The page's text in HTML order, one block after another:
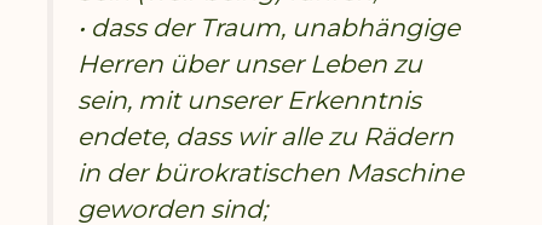
• dass der Traum, unabhängige
Herren über unser Leben zu
sein, mit unserer Erkenntnis
endete, dass wir alle zu Rädern
in der bürokratischen Maschine
geworden sind;